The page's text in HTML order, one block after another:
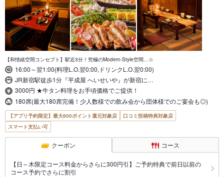
【和情緒空間コンセプト】駅近3分！究極のModern-Style空間…☆
16:00～翌1:00(料理L.O.翌0:00,ドリンクL.O.翌0:00)
JR新宿駅徒歩1分『平成屋 へいせいや』が新宿に…
3000円 ★牛タン料理をお手頃価格でご提供！
180席(最大180席完備！少人数様での飲み会から団体様でのご宴会も◎)
【アプリ予約限定】最大800ポイント還元対象店
口コミ投稿特典対象店
スマート支払い可
クーポン コース
【日～木限定コース料金からさらに300円引】ご予約特典で前日以前の
コース予約でさらに割引